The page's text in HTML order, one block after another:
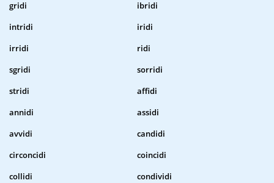
gridi
ibridi
intridi
iridi
irridi
ridi
sgridi
sorridi
stridi
affidi
annidi
assidi
avvidi
candidi
circoncidi
coincidi
collidi
condividi